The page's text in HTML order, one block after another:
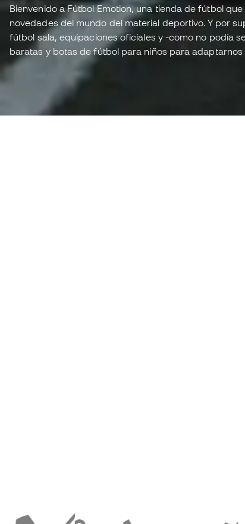
Bienvenido a Fútbol Emotion, una tienda de fútbol
novedades del mundo del material deportivo. Y por
fútbol sala, equipaciones oficiales y -como no podía
baratas y botas de fútbol para niños para